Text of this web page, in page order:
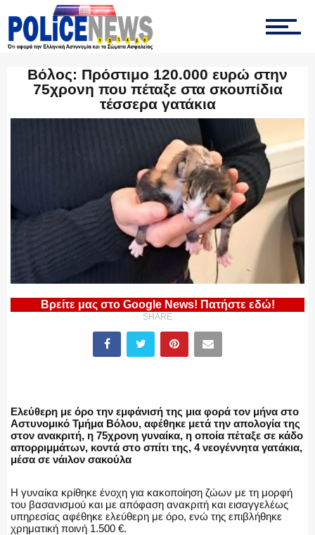
ΤΡΟΧΑΙΑ
ΥΑΤ/ΥΜΕΤ
ΠΥΡΟΣΒΕΣΤΙΚΗ
ΛΙΜΕΝΙΚΟ
Βόλος: Πρόστιμο 120.000 ευρώ στην
75χρονη που πέταξε στα σκουπίδια
τέσσερα γατάκια
Βρείτε μας στο Google News! Πατήστε εδώ!
SHARE
Ελεύθερη με όρο την εμφάνισή της μια φορά τον μήνα στο
Αστυνομικό Τμήμα Βόλου, αφέθηκε μετά την απολογία της
στον ανακριτή, η 75χρονη γυναίκα, η οποία πέταξε σε κάδο
απορριμμάτων, κοντά στο σπίτι της, 4 νεογέννητα γατάκια,
μέσα σε νάιλον σακούλα
Η γυναίκα κρίθηκε ένοχη για κακοποίηση ζώων με τη μορφή
του βασανισμού και με απόφαση ανακριτή και εισαγγελέως
υπηρεσίας αφέθηκε ελεύθερη με όρο, ενώ της επιβλήθηκε
χρηματική ποινή 1.500 €.